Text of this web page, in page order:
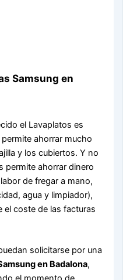
Samsung en
el Lavaplatos es
ahorrar mucho
y los cubiertos. Y no
permite ahorrar dinero
de fregar a mano,
agua y limpiador),
el coste de las facturas
solicitarse por una
en Badalona,